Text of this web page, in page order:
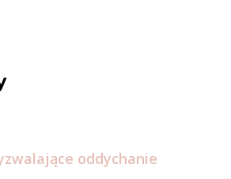
oddychanie